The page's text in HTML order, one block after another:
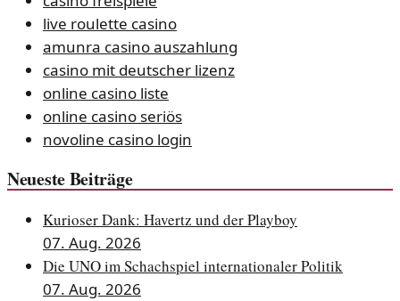
live roulette casino
amunra casino auszahlung
casino mit deutscher lizenz
online casino liste
online casino seriös
novoline casino login
Neueste Beiträge
Kurioser Dank: Havertz und der Playboy
07. Aug. 2026
Die UNO im Schachspiel internationaler Politik
07. Aug. 2026